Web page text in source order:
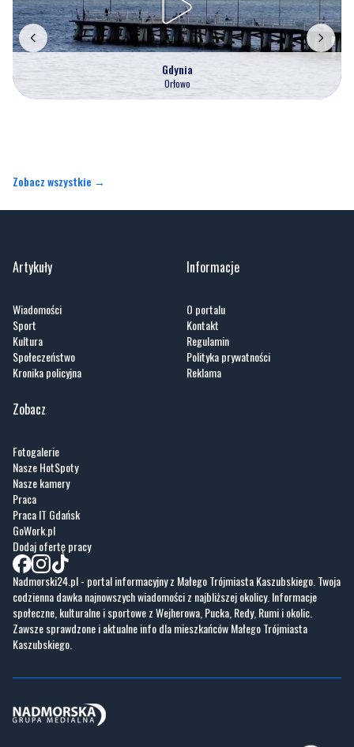
Gdynia
Orłowo
Zobacz wszystkie →
Artykuły
Wiadomości
Sport
Kultura
Społeczeństwo
Kronika policyjna
Informacje
O portalu
Kontakt
Regulamin
Polityka prywatności
Reklama
Zobacz
Fotogalerie
Nasze HotSpoty
Nasze kamery
Praca
Praca IT Gdańsk
GoWork.pl
Dodaj ofertę pracy
Nadmorski24.pl - portal informacyjny z Małego Trójmiasta Kaszubskiego. Twoja
codzienna dawka najnowszych wiadomości z najbliższej okolicy. Informacje
społeczne, kulturalne i sportowe z Wejherowa, Pucka, Redy, Rumi i okolic.
Zawsze sprawdzone i aktualne info dla mieszkańców Małego Trójmiasta
Kaszubskiego.